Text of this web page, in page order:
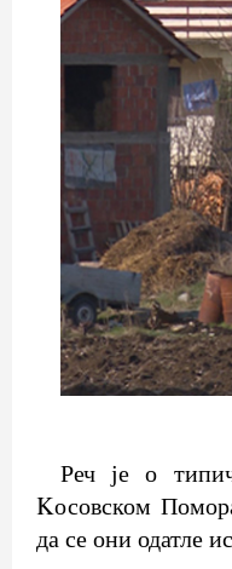
Реч је о
Kосовском
да се они одатле